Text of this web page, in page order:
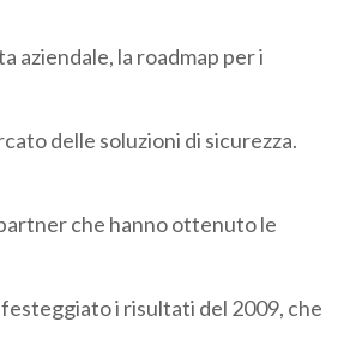
aziendale, la roadmap per i
delle soluzioni di sicurezza.
che hanno ottenuto le
i risultati del 2009, che